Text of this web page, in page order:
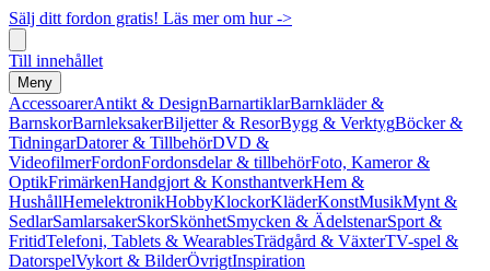
Sälj ditt fordon gratis! Läs mer om hur ->
Till innehållet
Meny
AccessoarerAntikt & DesignBarnartiklarBarnkläder &
BarnskorBarnleksakerBiljetter & ResorBygg & VerktygBöcker &
TidningarDatorer & TillbehörDVD &
VideofilmerFordonFordonsdelar & tillbehörFoto, Kameror &
OptikFrimärkenHandgjort & KonsthantverkHem &
HushållHemelektronikHobbyKlockorKläderKonstMusikMynt &
SedlarSamlarsakerSkorSkönhetSmycken & ÄdelstenarSport &
FritidTelefoni, Tablets & WearablesTrädgård & VäxterTV-spel &
DatorspelVykort & BilderÖvrigtInspiration